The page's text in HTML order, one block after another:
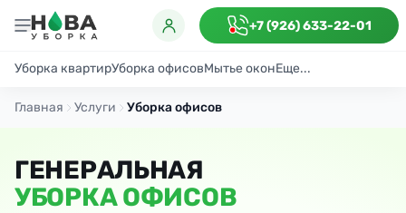
+7 (926) 633-22-01
Уборка квартирУборка офисовМытье оконЕще...
ГенеральнаяПоддерживающаяПосле ремонта
Главная Услуги Уборка офисов
ГЕНЕРАЛЬНАЯ
УБОРКА ОФИСОВ